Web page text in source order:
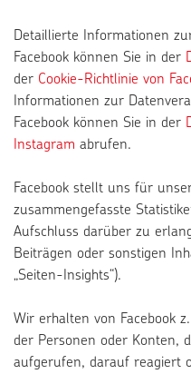
Detaillierte Informationen
Facebook können Sie in der
der Cookie-Richtlinie von
Informationen zur
Facebook können Sie in der
Instagram abrufen.
Facebook stellt uns für
zusammengefasste
Aufschluss darüber zu
Beiträgen oder sonstigen
„Seiten-Insights“).
Wir erhalten von Facebook
der Personen oder Konten,
aufgerufen, darauf reagiert